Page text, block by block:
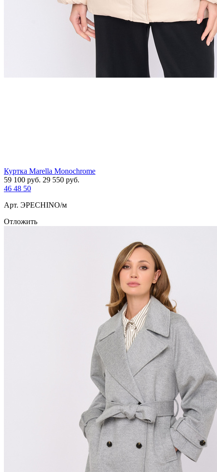
Куртка Marella Monochrome
59 100 руб. 29 550 руб.
46 48 50
Арт. ЭPECHINO/м
Отложить